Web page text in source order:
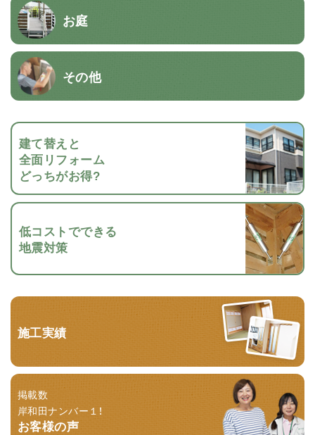
お庭
その他
建て替えと
全面リフォーム
どっちがお得?
低コストでできる
地震対策
施工実績
掲載数
岸和田ナンバー１！
お客様の声